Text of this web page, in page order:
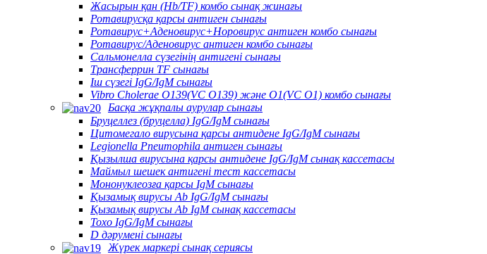
Жасырын қан (Hb/TF) комбо сынақ жинағы
Ротавирусқа қарсы антиген сынағы
Ротавирус+Аденовирус+Норовирус антиген комбо сынағы
Ротавирус/Аденовирус антиген комбо сынағы
Сальмонелла сүзегінің антигені сынағы
Трансферрин TF сынағы
Іш сүзегі IgG/IgM сынағы
Vibro Cholerae O139(VC O139) және O1(VC O1) комбо сынағы
Басқа жұқпалы аурулар сынағы
Бруцеллез (бруцелла) IgG/IgM сынағы
Цитомегало вирусына қарсы антидене IgG/IgM сынағы
Legionella Pneumophila антиген сынағы
Қызылша вирусына қарсы антидене IgG/IgM сынақ кассетасы
Маймыл шешек антигені тест кассетасы
Мононуклеозға қарсы IgM сынағы
Қызамық вирусы Ab IgG/IgM сынағы
Қызамық вирусы Ab IgM сынақ кассетасы
Toxo IgG/IgM сынағы
D дәрумені сынағы
Жүрек маркері сынақ сериясы